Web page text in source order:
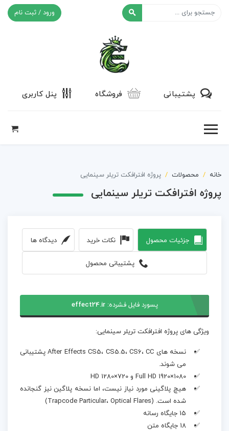
ورود / ثبت نام
پشتیبانی فروشگاه پنل کاربری
خانه محصولات پروژه افترافکت تریلر سینمایی
پروژه افترافکت تریلر سینمایی
جزئیات محصول نکات خرید دیدگاه ها
پشتیبانی محصول
پسورد فایل فشرده:effect24.ir
ویژگی های پروژه افترافکت تریلر سینمایی:
نسخه های After Effects CS5، CS5.5، CS6، CC پشتیبانی
می شوند.
Full HD 1920×1080 و HD 1280×720
هیچ پلاگینی مورد نیاز نیست، اما نسخه پلاگین نیز گنجانده
شده است. (Trapcode Particular، Optical Flares)
15 جایگاه‌ رسانه
18 جایگاه متن